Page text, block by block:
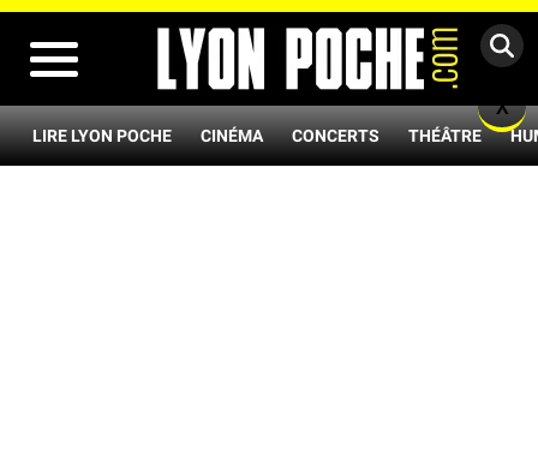
LIRE LYON POCHE CINÉMA CONCERTS THÉÂTRE
X